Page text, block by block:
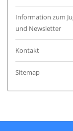
Information zum
und Newsletter
Kontakt
Sitemap